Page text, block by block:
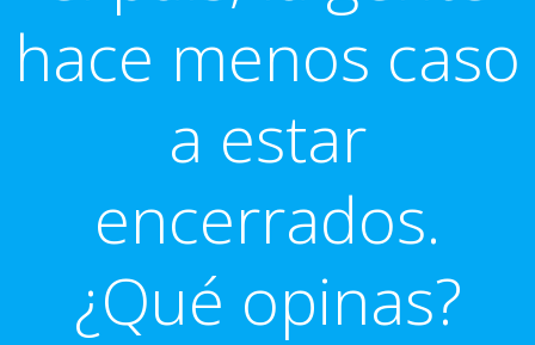
hace menos caso
a estar
encerrados.
¿Qué opinas?